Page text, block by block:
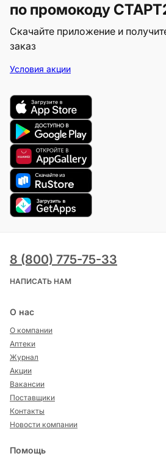
по промокоду
Скачайте приложение и
заказ
Условия акции
8 (800) 775-75-33
НАПИСАТЬ НАМ
О нас
О компании
Аптеки
Журнал
Акции
Вакансии
Поставщики
Контакты
Новости компании
Помощь